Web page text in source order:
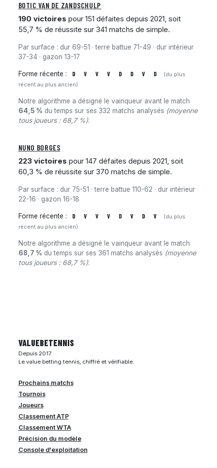
BOTIC VAN DE ZANDSCHULP
190 victoires pour 151 défaites depuis 2021, soit
55,7 % de réussite sur 341 matchs de simple.
Par surface : dur 69-51 · terre battue 71-49 · dur intérieur
37-34 · gazon 13-17
Forme récente : D V V V D D V D
(du plus
récent au plus ancien)
Notre algorithme a désigné le vainqueur avant le match
64,5 % du temps sur ses 332 matchs analysés (moyenne
tous joueurs : 68,7 %).
NUNO BORGES
223 victoires pour 147 défaites depuis 2021, soit
60,3 % de réussite sur 370 matchs de simple.
Par surface : dur 75-51 · terre battue 110-62 · dur intérieur
22-16 · gazon 16-18
Forme récente : D V V V D V D V
(du plus
récent au plus ancien)
Notre algorithme a désigné le vainqueur avant le match
68,7 % du temps sur ses 361 matchs analysés (moyenne
tous joueurs : 68,7 %).
VALUEBETENNIS
Depuis 2017.
Le value betting tennis, chiffré et vérifiable.
Prochains matchs
Tournois
Joueurs
Classement ATP
Classement WTA
Précision du modèle
Console d'exploitation